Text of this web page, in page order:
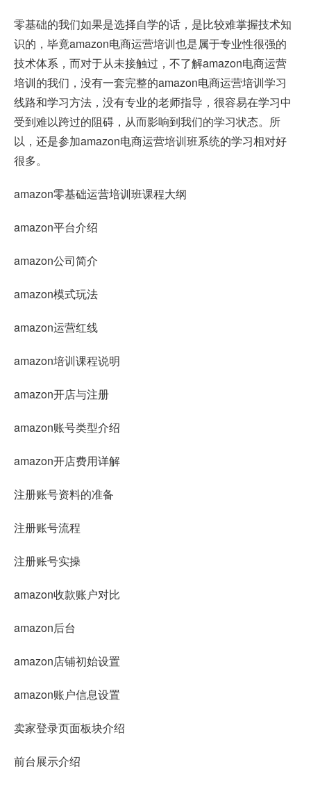
零基础的我们如果是选择自学的话，是比较难掌握技术知
识的，毕竟amazon电商运营培训也是属于专业性很强的
技术体系，而对于从未接触过，不了解amazon电商运营
培训的我们，没有一套完整的amazon电商运营培训学习
线路和学习方法，没有专业的老师指导，很容易在学习中
受到难以跨过的阻碍，从而影响到我们的学习状态。所
以，还是参加amazon电商运营培训班系统的学习相对好
很多。
amazon零基础运营培训班课程大纲
amazon平台介绍
amazon公司简介
amazon模式玩法
amazon运营红线
amazon培训课程说明
amazon开店与注册
amazon账号类型介绍
amazon开店费用详解
注册账号资料的准备
注册账号流程
注册账号实操
amazon收款账户对比
amazon后台
amazon店铺初始设置
amazon账户信息设置
卖家登录页面板块介绍
前台展示介绍